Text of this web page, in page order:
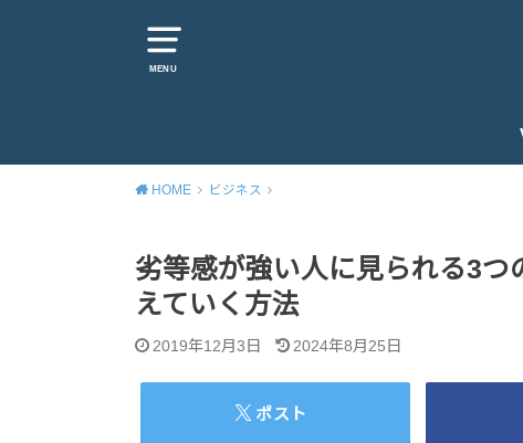
MENU
HOME ビジネス
劣等感が強い人に見られる3
えていく方法
2019年12月3日 2024年8月25日
ポスト